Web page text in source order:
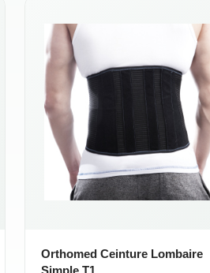
Orthomed Ceinture Lombaire
Simple T1